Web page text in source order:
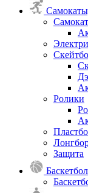
Ролики
Защита
Баскетбол